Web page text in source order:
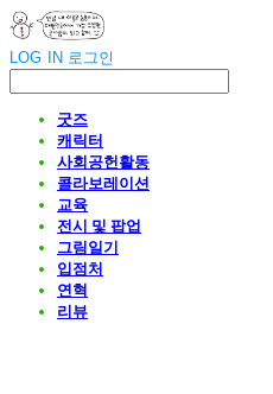
LOG IN 로그인
굿즈
캐릭터
사회공헌활동
콜라보레이션
교육
전시 및 팝업
그림일기
입점처
연혁
리뷰